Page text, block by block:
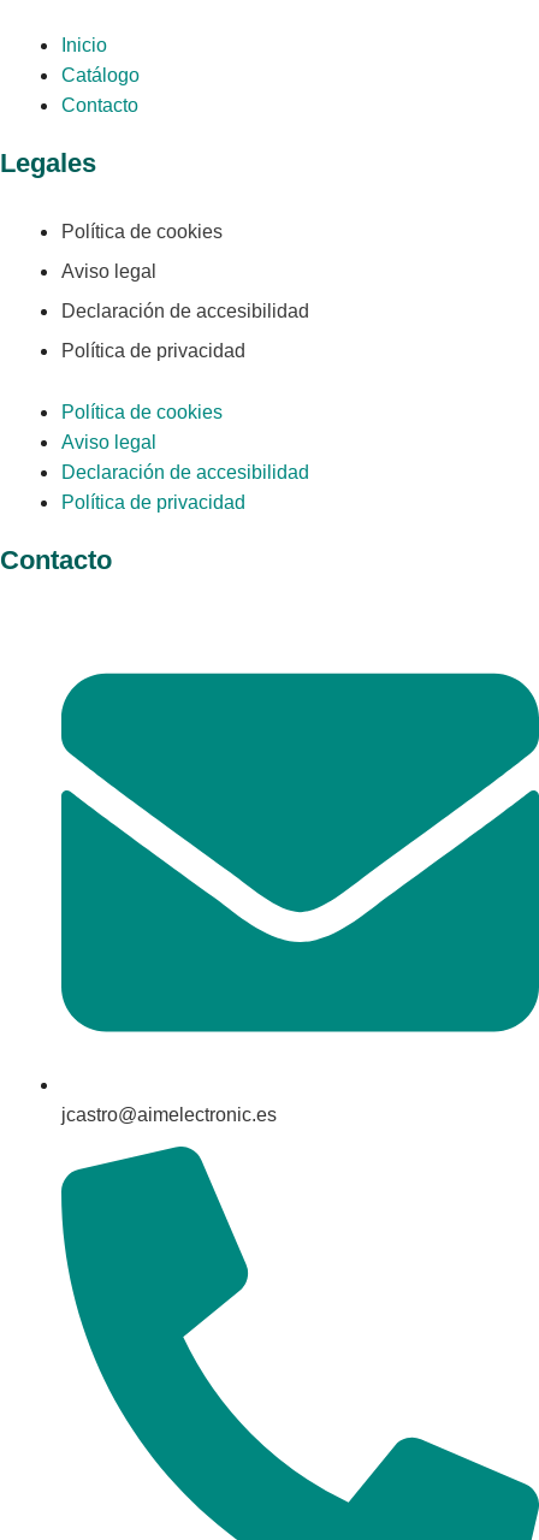
Inicio
Catálogo
Contacto
Legales
Política de cookies
Aviso legal
Declaración de accesibilidad
Política de privacidad
Política de cookies
Aviso legal
Declaración de accesibilidad
Política de privacidad
Contacto
jcastro@aimelectronic.es